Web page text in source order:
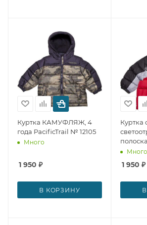
Куртка КАМУФЛЯЖ, 4
года PacificTrail № 12105
Много
1 950 ₽
В КОРЗИНУ
Куртка
годаМного
1 950 ₽